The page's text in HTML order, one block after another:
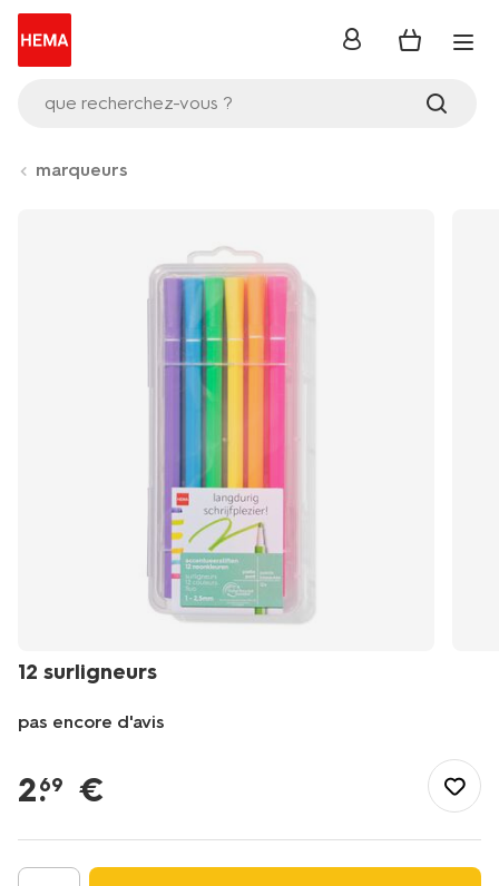
que recherchez-vous ?
se
marqueurs
12 surligneurs
pas encore d'avis
fr/papeterie/ecriture/marqueurs/12-
surligneurs-
2.
69 €